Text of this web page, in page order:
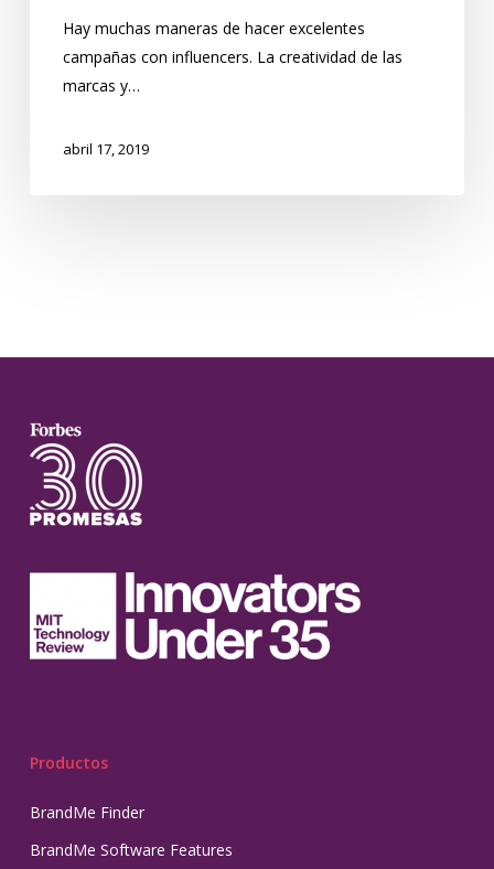
Hay muchas maneras de hacer excelentes
campañas con influencers. La creatividad de las
marcas y…
abril 17, 2019
Productos
BrandMe Finder
BrandMe Software Features